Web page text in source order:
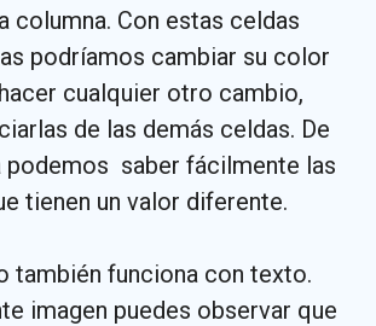
columna. Con estas celdas
podríamos cambiar su color
cualquier otro cambio,
de las demás celdas. De
podemos saber fácilmente las
tienen un valor diferente.
también funciona con texto.
imagen puedes observar que